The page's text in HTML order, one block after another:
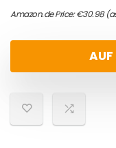
Amazon.de Price:€30.98
AUF